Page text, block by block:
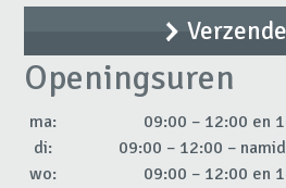
Openingsuren
ma:
09:00 – 12:00 en
di:
09:00 – 12:00 –
wo:
09:00 – 12:00 en